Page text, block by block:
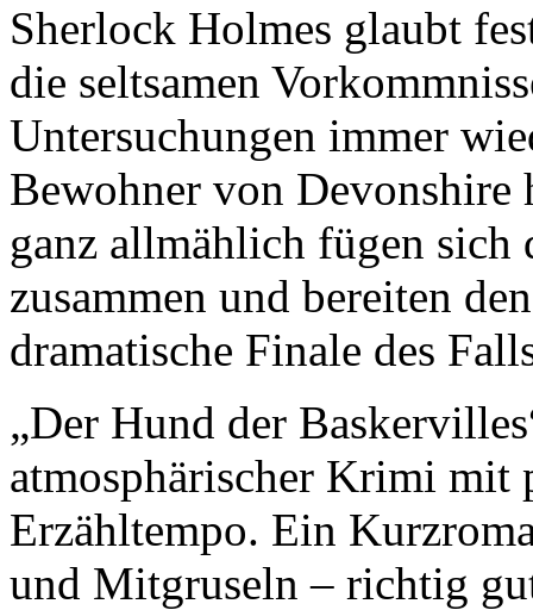
Sherlock Holmes glaubt
die seltsamen
Untersuchungen immer
Bewohner von Devonshire
ganz allmählich fügen
zusammen und bereiten
dramatische Finale des
„Der Hund der
atmosphärischer Krimi mit
Erzähltempo. Ein
und Mitgruseln – richtig